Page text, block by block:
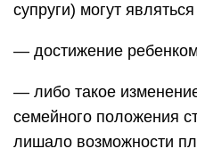
супруги) могут
— достижение ребенком
— либо такое
семейного положения
лишало возможности